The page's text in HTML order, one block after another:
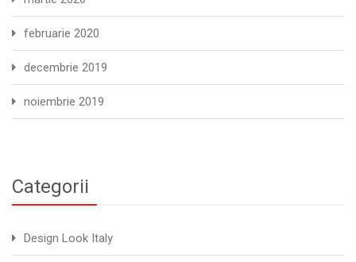
februarie 2020
decembrie 2019
noiembrie 2019
Categorii
Design Look Italy